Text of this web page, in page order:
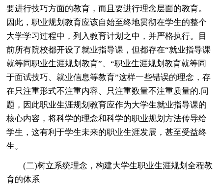
要进行技巧方面的教育，而且要进行理念层面的教育。
因此，职业规划教育应该自始至终地贯彻在学生的整个
大学学习过程中，列入教育计划之中，并严格执行。目
前所有院校都开设了就业指导课，但都存在“就业指导课
就等同职业生涯规划教育”、“职业生涯规划教育就等同
于面试技巧、就业信息等教育”这样一些错误的理念，存
在只注重形式不注重内容、只注重数量不注重质量的.问
题，因此职业生涯规划教育应作为大学生就业指导课的
核心内容，将科学的理念和科学的职业规划方法传导给
学生，这有利于学生未来的职业生涯发展，甚至受益终
生。
(二)树立系统理念，构建大学生职业生涯规划全程教
育的体系